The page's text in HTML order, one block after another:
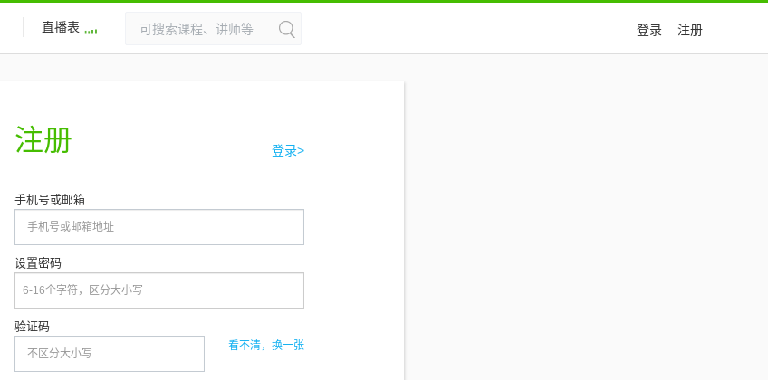
直播表 登录 注册
注册 登录>
手机号或邮箱
设置密码
验证码
看不清，换一张